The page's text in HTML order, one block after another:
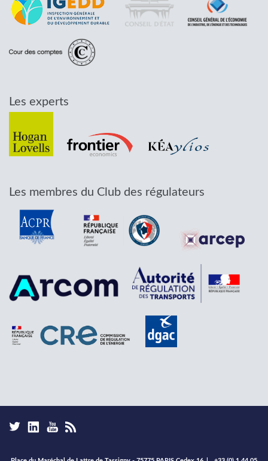
Les experts
Les membres du Club des régulateurs